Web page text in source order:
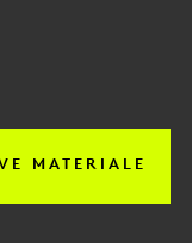
MATERIALE